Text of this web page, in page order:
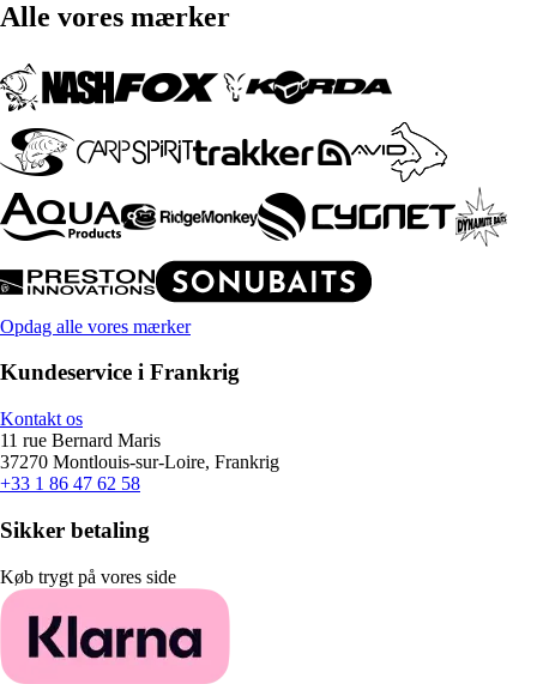
Alle vores mærker
Opdag alle vores mærker
Kundeservice i Frankrig
Kontakt os
11 rue Bernard Maris
37270 Montlouis-sur-Loire, Frankrig
+33 1 86 47 62 58
Sikker betaling
Køb trygt på vores side